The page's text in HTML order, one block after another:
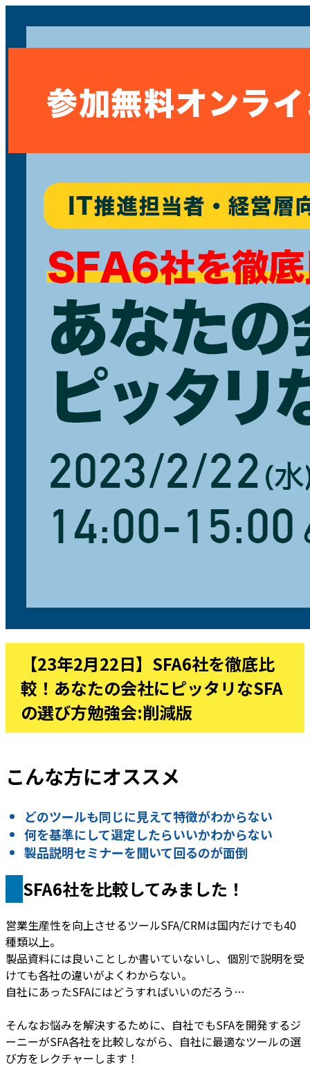
【23年2月22日】SFA6社を徹底比
較！あなたの会社にピッタリなSFA
の選び方勉強会:削減版
こんな方にオススメ
どのツールも同じに見えて特徴がわからない
何を基準にして選定したらいいかわからない
製品説明セミナーを聞いて回るのが面倒
SFA6社を比較してみました！
営業生産性を向上させるツールSFA/CRMは国内だけでも40
種類以上。
製品資料には良いことしか書いていないし、個別で説明を受
けても各社の違いがよくわからない。
自社にあったSFAにはどうすればいいのだろう…
そんなお悩みを解決するために、自社でもSFAを開発するジ
ーニーがSFA各社を比較しながら、自社に最適なツールの選
び方をレクチャーします！